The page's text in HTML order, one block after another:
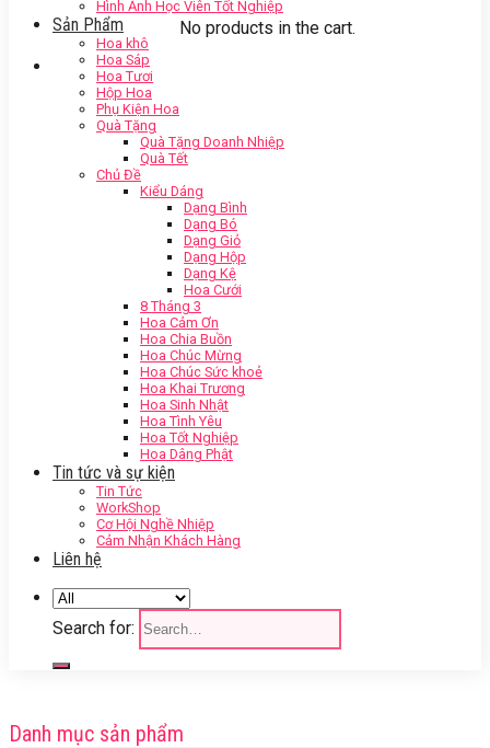
No products in the cart.
Hình Ảnh Học Viên Tốt Nghiệp
Sản Phẩm
Hoa khô
Hoa Sáp
Hoa Tươi
Hộp Hoa
Phụ Kiện Hoa
Quà Tặng
Quà Tặng Doanh Nhiệp
Quà Tết
Chủ Đề
Kiểu Dáng
Dạng Bình
Dạng Bó
Dạng Giỏ
Dạng Hộp
Dạng Kệ
Hoa Cưới
8 Tháng 3
Hoa Cảm Ơn
Hoa Chia Buồn
Hoa Chúc Mừng
Hoa Chúc Sức khoẻ
Hoa Khai Trương
Hoa Sinh Nhật
Hoa Tình Yêu
Hoa Tốt Nghiệp
Hoa Dâng Phật
Tin tức và sự kiện
Tin Tức
WorkShop
Cơ Hội Nghề Nhiệp
Cảm Nhận Khách Hàng
Liên hệ
Search for:
Danh mục sản phẩm